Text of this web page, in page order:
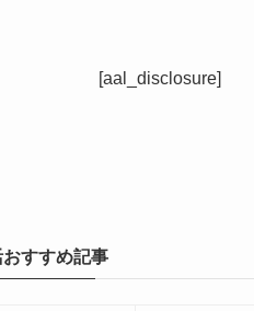
[aal_disclosure]
おすすめ記事